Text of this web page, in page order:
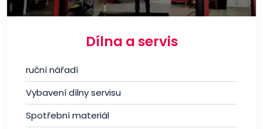
Dílna a servis
ruční nářadí
Vybavení dílny servisu
Spotřební materiál